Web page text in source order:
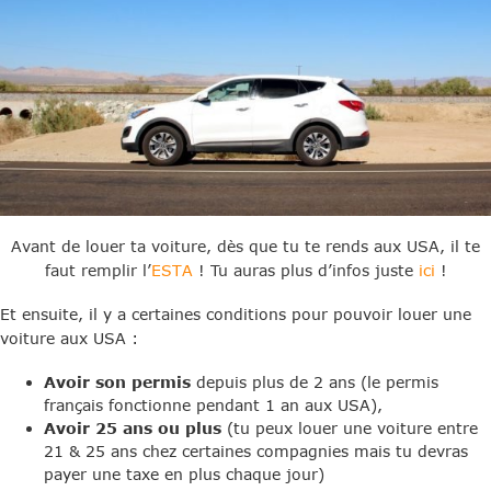
Avant de louer ta voiture, dès que tu te rends aux USA, il te
faut remplir l’ESTA ! Tu auras plus d’infos juste ici !
Et ensuite, il y a certaines conditions pour pouvoir louer une
voiture aux USA :
Avoir son permis depuis plus de 2 ans (le permis
français fonctionne pendant 1 an aux USA),
Avoir 25 ans ou plus (tu peux louer une voiture entre
21 & 25 ans chez certaines compagnies mais tu devras
payer une taxe en plus chaque jour)